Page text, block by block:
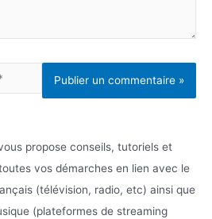
propose conseils, tutoriels et
vos démarches en lien avec le
(télévision, radio, etc) ainsi que
(plateformes de streaming